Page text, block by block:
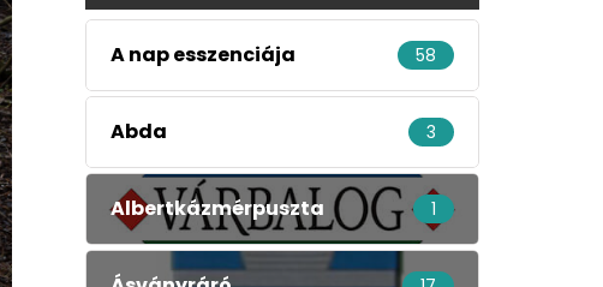
A nap esszenciája 58
Abda 3
Albertkázmérpuszta 1